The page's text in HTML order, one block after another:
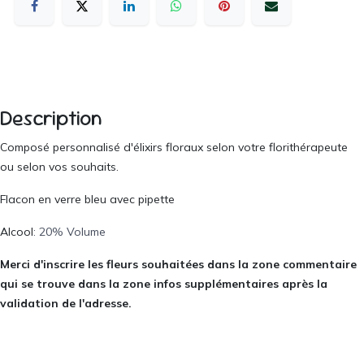
Description
Composé personnalisé d'élixirs floraux selon votre florithérapeute
ou selon vos souhaits.
Flacon en verre bleu avec pipette
Alcool: 20% Volume
Merci d'inscrire les fleurs souhaitées dans la zone commentaire
qui se trouve dans la zone infos supplémentaires après la
validation de l'adresse.